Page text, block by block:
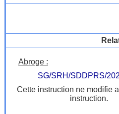
Abroge :
SG/SRH/SDDPRS/
Cette instruction ne modifie
instruction.